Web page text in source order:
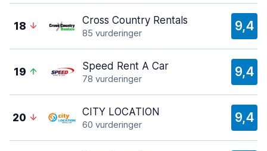
18 Cross Country Rentals
85 vurderinger 9,4
19 Speed Rent A Car
78 vurderinger 9,4
20 CITY LOCATION
60 vurderinger 9,4